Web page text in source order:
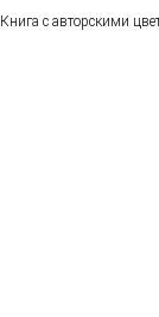
Книга с авторскими